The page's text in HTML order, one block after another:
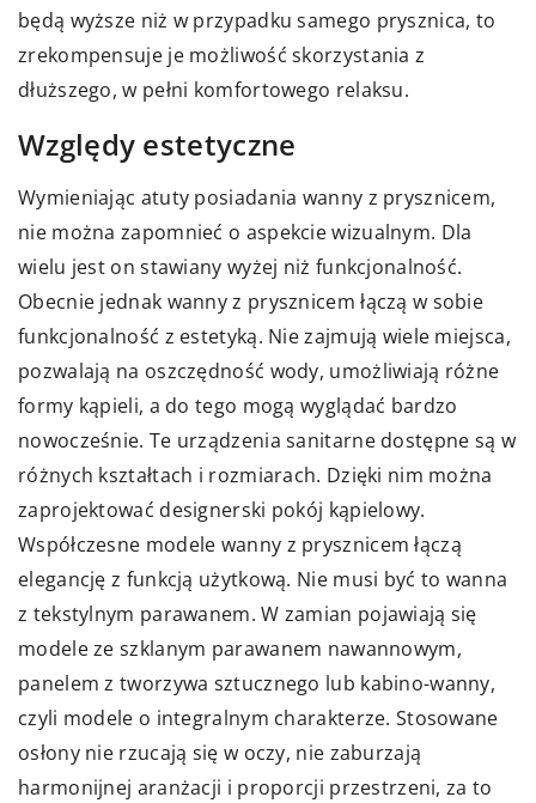
będą wyższe niż w przypadku samego prysznica, to
zrekompensuje je możliwość skorzystania z
dłuższego, w pełni komfortowego relaksu.
Względy estetyczne
Wymieniając atuty posiadania wanny z prysznicem,
nie można zapomnieć o aspekcie wizualnym. Dla
wielu jest on stawiany wyżej niż funkcjonalność.
Obecnie jednak wanny z prysznicem łączą w sobie
funkcjonalność z estetyką. Nie zajmują wiele miejsca,
pozwalają na oszczędność wody, umożliwiają różne
formy kąpieli, a do tego mogą wyglądać bardzo
nowocześnie. Te urządzenia sanitarne dostępne są w
różnych kształtach i rozmiarach. Dzięki nim można
zaprojektować designerski pokój kąpielowy.
Współczesne modele wanny z prysznicem łączą
elegancję z funkcją użytkową. Nie musi być to wanna
z tekstylnym parawanem. W zamian pojawiają się
modele ze szklanym parawanem nawannowym,
panelem z tworzywa sztucznego lub kabino-wanny,
czyli modele o integralnym charakterze. Stosowane
osłony nie rzucają się w oczy, nie zaburzają
harmonijnej aranżacji i proporcji przestrzeni, za to